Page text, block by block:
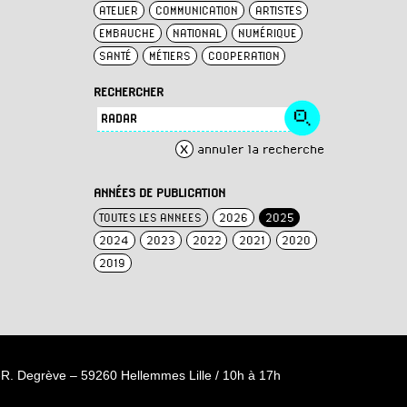
ATELIER
COMMUNICATION
ARTISTES
EMBAUCHE
NATIONAL
NUMÉRIQUE
SANTÉ
MÉTIERS COOPERATION
RECHERCHER
x annuler la recherche
ANNÉES DE PUBLICATION
TOUTES LES ANNEES 2026
2025
2024
2023 2022 2021
2020
2019
Degrève – 59260 Hellemmes Lille / 10h à 17h